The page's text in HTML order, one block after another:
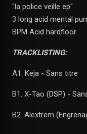
"la police veille ep"
3 long acid mental
BPM Acid hardfloor
TRACKLISTING:
A1. Keja - Sans titre
B1. X-Tao (DSP) -
B2. Alextrem